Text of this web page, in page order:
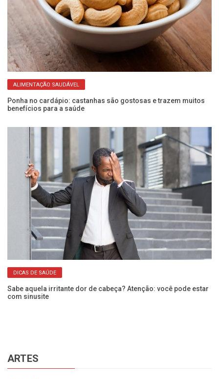
ALIMENTAÇÃO SAUDÁVEL
Ponha no cardápio: castanhas são gostosas e trazem muitos
benefícios para a saúde
DICAS DE SAÚDE
Sabe aquela irritante dor de cabeça? Atenção: você pode estar
com sinusite
ARTES